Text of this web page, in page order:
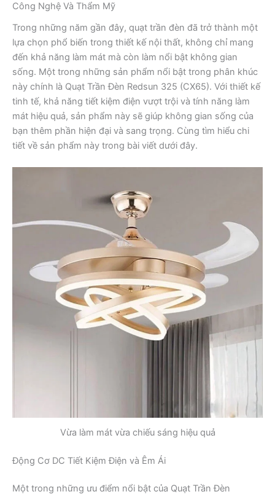
Công Nghệ Và Thẩm Mỹ
Trong những năm gần đây, quạt trần đèn đã trở thành một
lựa chọn phổ biến trong thiết kế nội thất, không chỉ mang
đến khả năng làm mát mà còn làm nổi bật không gian
sống. Một trong những sản phẩm nổi bật trong phân khúc
này chính là Quạt Trần Đèn Redsun 325 (CX65). Với thiết kế
tinh tế, khả năng tiết kiệm điện vượt trội và tính năng làm
mát hiệu quả, sản phẩm này sẽ giúp không gian sống của
bạn thêm phần hiện đại và sang trọng. Cùng tìm hiểu chi
tiết về sản phẩm này trong bài viết dưới đây.
Vừa làm mát vừa chiếu sáng hiệu quả
Động Cơ DC Tiết Kiệm Điện và Êm Ái
Một trong những ưu điểm nổi bật của Quạt Trần Đèn